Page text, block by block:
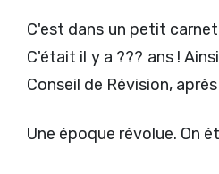
C'est dans un petit
C'était il y a ??? ans !
Conseil de Révision,
Une époque révolue. On